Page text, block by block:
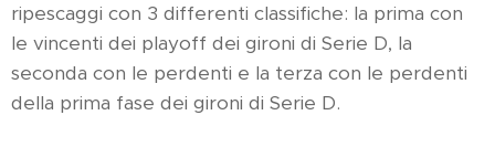
ripescaggi con 3 differenti classifiche: la prima con
le vincenti dei playoff dei gironi di Serie D, la
seconda con le perdenti e la terza con le perdenti
della prima fase dei gironi di Serie D.